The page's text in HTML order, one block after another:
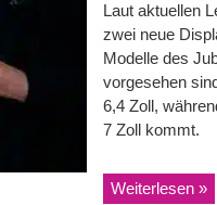
Laut aktuellen
zwei neue
Modelle des
vorgesehen
6,4 Zoll,
7 Zoll kommt.
Weiterlesen »